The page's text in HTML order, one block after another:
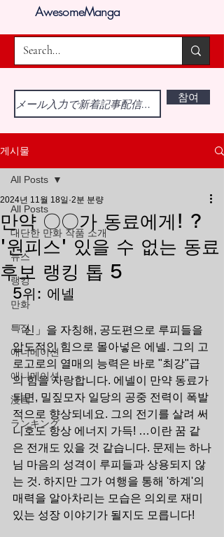
AwesomeManga
참여
게시물
All Posts
대단한 만화 작품 소개
뉴스
랭킹
만화
특집
애니메이션
애니메이션
漫画
ランキング
All Posts
만약 〇〇가 동료에게! ?
'원피스' 있을 수 없는 동료
후보 랭킹 톱 5
2024년 11월 18일 2분 분량
5위: 에넬
「신」을 자칭해, 공도편으로 루피들을
압도적인 힘으로 몰아넣은 에넬. 그의 고
로고로의 열매의 능력은 바로 "최강"급
의 힘을 자랑합니다. 에넬이 만약 동료가
되면, 밀짚모자 일당의 공중 전력이 폭발
적으로 향상되네요. 그의 전기를 살려 써
니호도 항상 에너지 가득! …이란 꿈 같
은 전개도 있을 것 같습니다. 문제는 하나
님 마음의 성격이 루피들과 상용되지 않
는 것. 하지만 그가 여행을 통해 '하계'의
매력을 알아차리는 모습은 의외로 재미
있는 성장 이야기가 될지도 모릅니다!